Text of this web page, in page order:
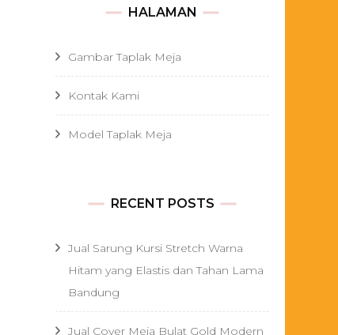
HALAMAN
Gambar Taplak Meja
Kontak Kami
Model Taplak Meja
RECENT POSTS
Jual Sarung Kursi Stretch Warna
Hitam yang Elastis dan Tahan Lama
Bandung
Jual Cover Meja Bulat Gold Modern